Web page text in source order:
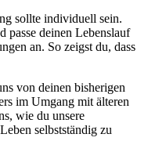
sollte individuell sein.
passe deinen Lebenslauf
an. So zeigst du, dass
von deinen bisherigen
im Umgang mit älteren
wie du unsere
selbstständig zu